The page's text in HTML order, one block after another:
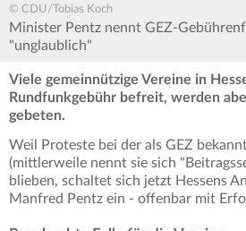
© CDU/Tobias Koch
Minister Pentz nennt GEZ-
"unglaublich"
Viele gemeinnützige Vereine in
Rundfunkgebühr befreit, werden
gebeten.
Weil Proteste bei der als GEZ
(mittlerweile nennt sie sich
blieben, schaltet sich jetzt Hessens
Manfred Pentz ein - offenbar mit